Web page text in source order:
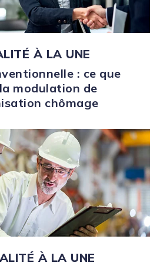
À LA UNE
: ce que
modulation de
chômage
À LA UNE